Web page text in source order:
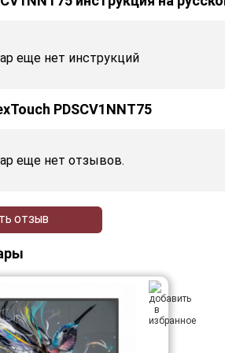
еще нет инструкций
PDSCV1NNT75
еще нет отзывов.
ОТЗЫВ